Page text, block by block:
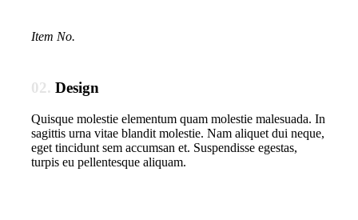
Item No.
02. Design
Quisque molestie elementum quam molestie malesuada. In
sagittis urna vitae blandit molestie. Nam aliquet dui neque,
eget tincidunt sem accumsan et. Suspendisse egestas,
turpis eu pellentesque aliquam.